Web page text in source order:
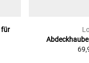
für